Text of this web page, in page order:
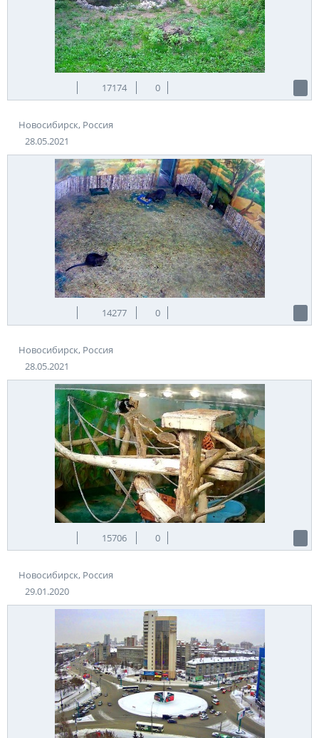
17174 0
Новосибирск, Россия
28.05.2021
14277 0
Новосибирск, Россия
28.05.2021
15706 0
Новосибирск, Россия
29.01.2020